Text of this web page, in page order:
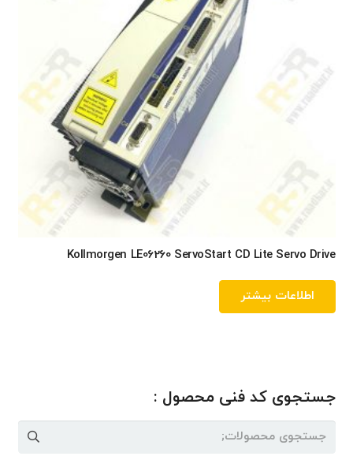
Kollmorgen LE06260 ServoStart CD Lite Servo Drive
اطلاعات بیشتر
جستجوی کد فنی محصول :
جستجو